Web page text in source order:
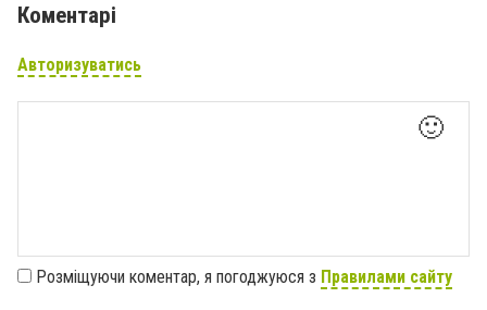
Коментарі
Авторизуватись
🙂
Розміщуючи коментар, я погоджуюся з Правилами сайту